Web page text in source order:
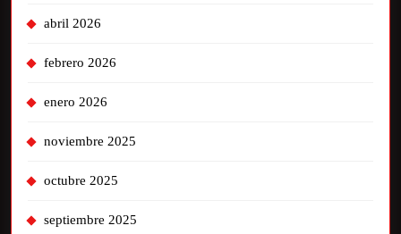
abril 2026
febrero 2026
enero 2026
noviembre 2025
octubre 2025
septiembre 2025